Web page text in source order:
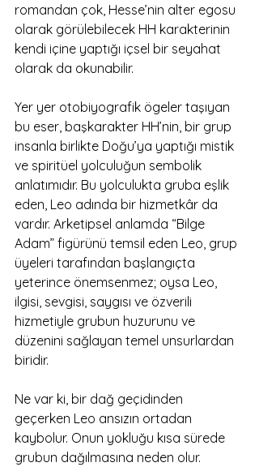
romandan çok, Hesse’nin alter egosu
olarak görülebilecek HH karakterinin
kendi içine yaptığı içsel bir seyahat
olarak da okunabilir.
Yer yer otobiyografik ögeler taşıyan
bu eser, başkarakter HH’nin, bir grup
insanla birlikte Doğu’ya yaptığı mistik
ve spiritüel yolculuğun sembolik
anlatımıdır. Bu yolculukta gruba eşlik
eden, Leo adında bir hizmetkâr da
vardır. Arketipsel anlamda “Bilge
Adam” figürünü temsil eden Leo, grup
üyeleri tarafından başlangıçta
yeterince önemsenmez; oysa Leo,
ilgisi, sevgisi, saygısı ve özverili
hizmetiyle grubun huzurunu ve
düzenini sağlayan temel unsurlardan
biridir.
Ne var ki, bir dağ geçidinden
geçerken Leo ansızın ortadan
kaybolur. Onun yokluğu kısa sürede
grubun dağılmasına neden olur.